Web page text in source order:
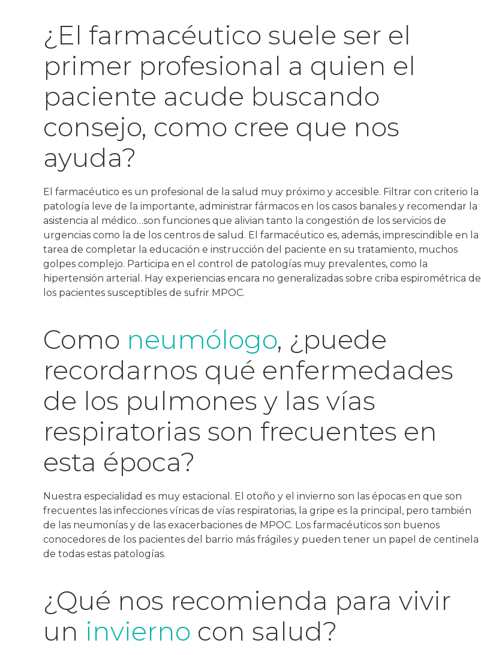
¿El farmacéutico suele ser el
primer profesional a quien el
paciente acude buscando
consejo, como cree que nos
ayuda?
El farmacéutico es un profesional de la salud muy próximo y accesible. Filtrar con criterio la
patología leve de la importante, administrar fármacos en los casos banales y recomendar la
asistencia al médico…son funciones que alivian tanto la congestión de los servicios de
urgencias como la de los centros de salud. El farmacéutico es, además, imprescindible en la
tarea de completar la educación e instrucción del paciente en su tratamiento, muchos
golpes complejo. Participa en el control de patologías muy prevalentes, como la
hipertensión arterial. Hay experiencias encara no generalizadas sobre criba espirométrica de
los pacientes susceptibles de sufrir MPOC.
Como neumólogo, ¿puede
recordarnos qué enfermedades
de los pulmones y las vías
respiratorias son frecuentes en
esta época?
Nuestra especialidad es muy estacional. El otoño y el invierno son las épocas en que son
frecuentes las infecciones víricas de vías respiratorias, la gripe es la principal, pero también
de las neumonías y de las exacerbaciones de MPOC. Los farmacéuticos son buenos
conocedores de los pacientes del barrio más frágiles y pueden tener un papel de centinela
de todas estas patologías.
¿Qué nos recomienda para vivir
un invierno con salud?